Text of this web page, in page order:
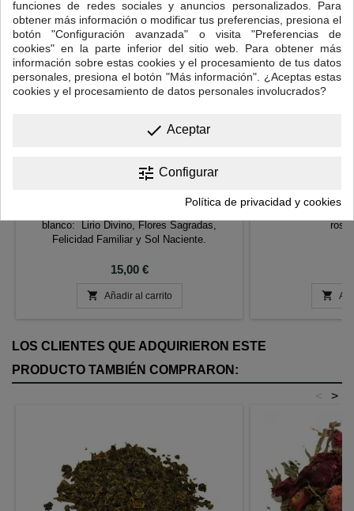
blanco: Lirio Divino, Flores Sagradas,
Felicidad Familiar y Sol Naciente.
Precio
15,00 €
 Añadir al carrito
Té Blanco White

LOS CLIENTES QUE ADQUIRIERON ESTE
PRODUCTO TAMBIÉN COMPRARON:
>
<
funciones de redes sociales y anuncios personalizados. Para
obtener más información o modificar tus preferencias, presiona el
botón "Configuración avanzada" o visita "Preferencias de
cookies" en la parte inferior del sitio web. Para obtener más
información sobre estas cookies y el procesamiento de tus datos
personales, presiona el botón "Más información". ¿Aceptas estas
cookies y el procesamiento de datos personales involucrados?
done Aceptar
tune Configurar
Política de privacidad y cookies